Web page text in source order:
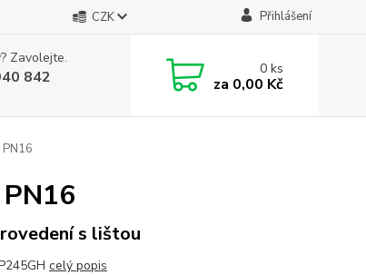
CZK Přihlášení
Zavolejte.
842 0ks
za 0,00 Kč
s lištou
celý popis